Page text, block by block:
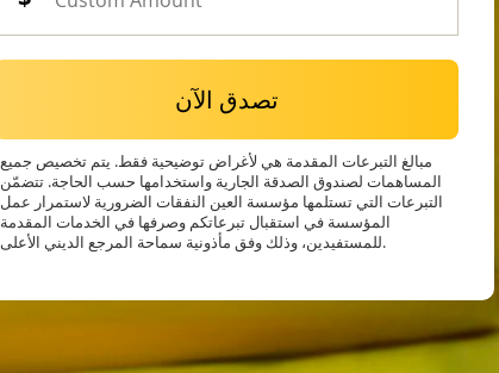
تصدق الآن
مبالغ التبرعات المقدمة هي لأغراض توضيحية فقط. يتم تخصيص جميع
المساهمات لصندوق الصدقة الجارية واستخدامها حسب الحاجة. تتضمّن
التبرعات التي تستلمها مؤسسة العين النفقات الضرورية لاستمرار عمل
المؤسسة في استقبال تبرعاتكم وصرفها في الخدمات المقدمة
للمستفيدين، وذلك وفق مأذونية سماحة المرجع الديني الأعلى.